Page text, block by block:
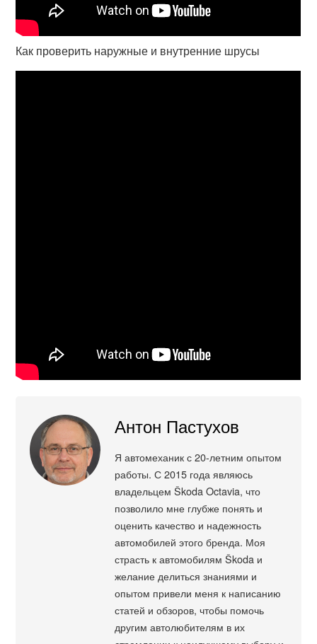
Как проверить наружные и внутренние шрусы
Антон Пастухов
Я автомеханик с 20-летним опытом
работы. С 2015 года являюсь
владельцем Škoda Octavia, что
позволило мне глубже понять и
оценить качество и надежность
автомобилей этого бренда. Моя
страсть к автомобилям Škoda и
желание делиться знаниями и
опытом привели меня к написанию
статей и обзоров, чтобы помочь
другим автолюбителям в их